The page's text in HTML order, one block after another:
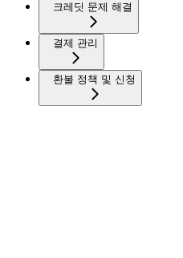
크레딧 문제 해결
결제 관리
환불 정책 및 신청